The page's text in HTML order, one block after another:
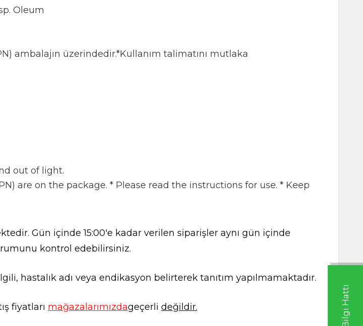
Oleum
ambalajın üzerindedir.*Kullanım talimatını mutlaka
out of light.
are on the package. * Please read the instructions for use. * Keep
Gün içinde 15:00'e kadar verilen siparişler aynı gün içinde
kontrol edebilirsiniz.
hastalık adı veya endikasyon belirterek tanıtım yapılmamaktadır.
fiyatları mağazalarımızdageçerli değildir.